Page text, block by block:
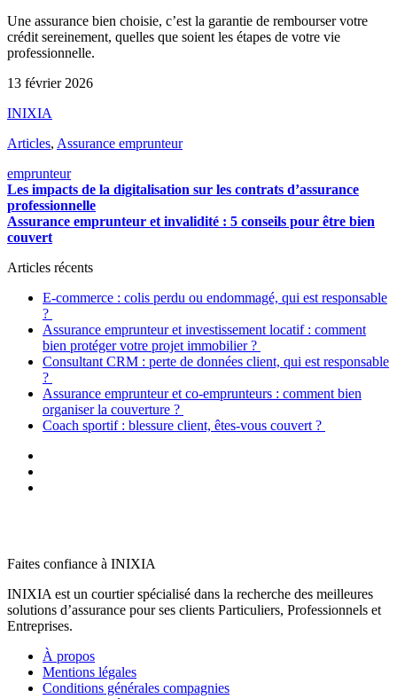
Une assurance bien choisie, c’est la garantie de rembourser votre
crédit sereinement, quelles que soient les étapes de votre vie
professionnelle.
13 février 2026
INIXIA
Articles, Assurance emprunteur
emprunteur
Les impacts de la digitalisation sur les contrats d’assurance
professionnelle
Assurance emprunteur et invalidité : 5 conseils pour être bien
couvert
Articles récents
E-commerce : colis perdu ou endommagé, qui est responsable
?
Assurance emprunteur et investissement locatif : comment
bien protéger votre projet immobilier ?
Consultant CRM : perte de données client, qui est responsable
?
Assurance emprunteur et co-emprunteurs : comment bien
organiser la couverture ?
Coach sportif : blessure client, êtes-vous couvert ?
Faites confiance à INIXIA
INIXIA est un courtier spécialisé dans la recherche des meilleures
solutions d’assurance pour ses clients Particuliers, Professionnels et
Entreprises.
À propos
Mentions légales
Conditions générales compagnies